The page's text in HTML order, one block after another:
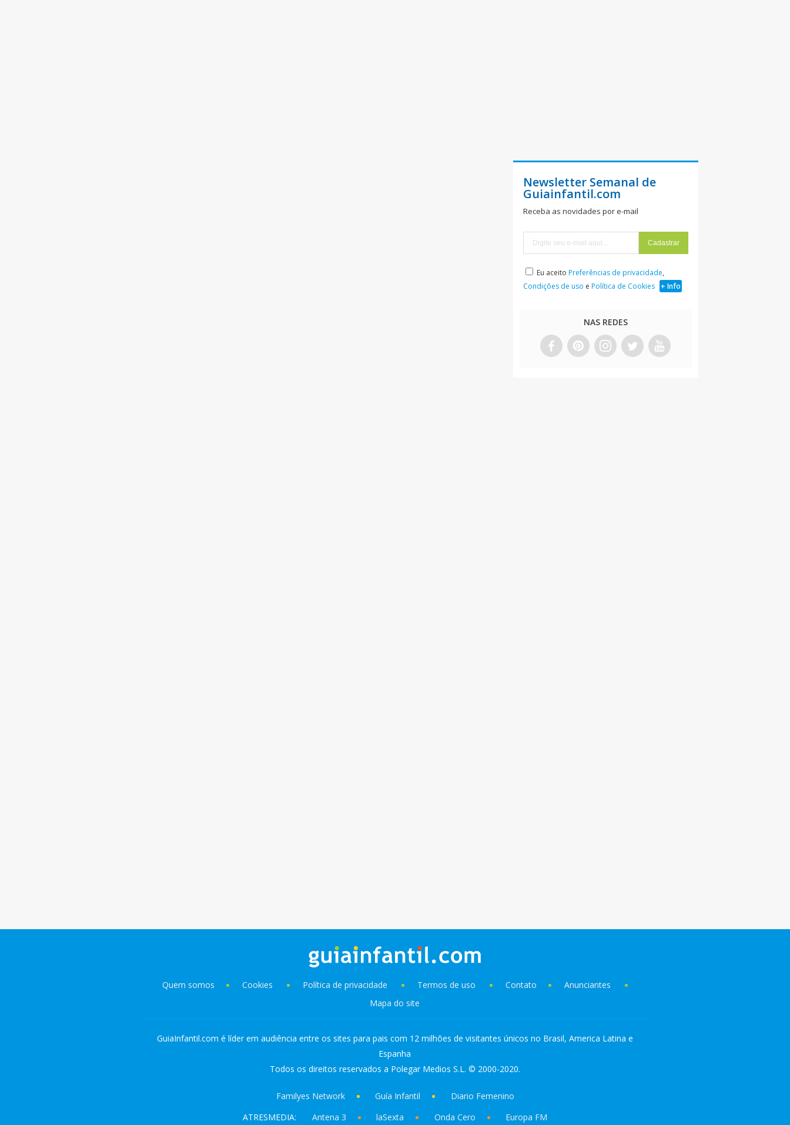
Newsletter Semanal de
Guiainfantil.com
Receba as novidades por e-mail
Eu aceito Preferências de privacidade,
Condições de uso e Política de Cookies + Info
NAS REDES
Quem somos Cookies Política de privacidade Termos de uso Contato
Anunciantes
Mapa do site
GuiaInfantil.com é líder em audiência entre os sites para pais com 12 milhões de visitantes únicos no Brasil, America Latina e
Espanha
Todos os direitos reservados a Polegar Medios S.L. © 2000-2020.
Familyes Network Guía Infantil
Diario Femenino
ATRESMEDIA:
Antena 3 laSexta Onda Cero Europa FM